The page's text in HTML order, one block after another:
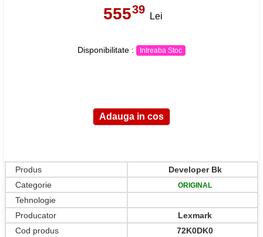
55539
Lei
Disponibilitate : Intreaba Stoc
Produs
Developer Bk
Categorie
ORIGINAL
Tehnologie
Producator
Lexmark
Cod produs
72K0DK0